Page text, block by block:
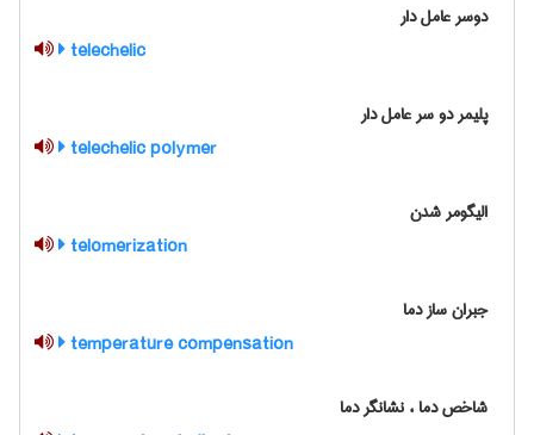
دوسر عامل دار
telechelic
پلیمر دو سر عامل دار
telechelic polymer
الیگومر شدن
telomerization
جبران ساز دما
temperature compensation
شاخص دما ، نشانگر دما